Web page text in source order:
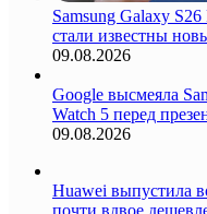
Samsung Galaxy
стали известны
09.08.2026
Google высмеяла
Watch 5 перед
09.08.2026
Huawei выпустила
почти вдвое